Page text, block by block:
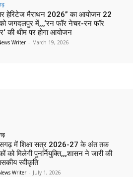
हेरिटेज मैराथन 2026” का आयोजन 22
को जगदलपुर में,,,‘रन फॉर नेचर-रन फॉर
की थीम पर होगा आयोजन
Writer - March 19, 2026
में शिक्षा सत्र 2026-27 के अंत तक
को मिलेगी पुनर्नियुक्ति,,,शासन ने जारी की
स्वीकृति
Writer - July 1, 2026